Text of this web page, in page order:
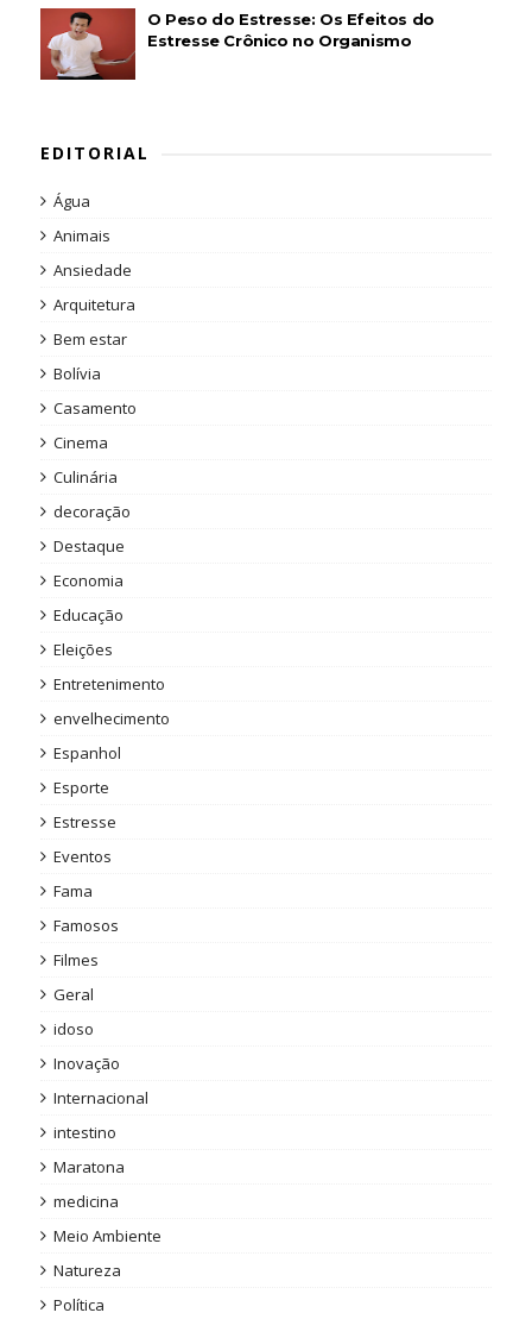
O Peso do Estresse: Os Efeitos do
Estresse Crônico no Organismo
EDITORIAL
Água
Animais
Ansiedade
Arquitetura
Bem estar
Bolívia
Casamento
Cinema
Culinária
decoração
Destaque
Economia
Educação
Eleições
Entretenimento
envelhecimento
Espanhol
Esporte
Estresse
Eventos
Fama
Famosos
Filmes
Geral
idoso
Inovação
Internacional
intestino
Maratona
medicina
Meio Ambiente
Natureza
Política